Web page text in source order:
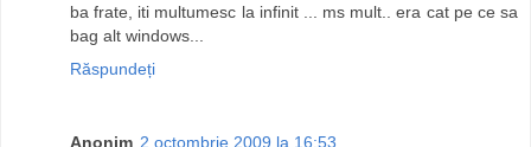
ba frate, iti multumesc la infinit ... ms mult.. era cat pe ce sa
bag alt windows...
Răspundeți
Anonim 2 octombrie 2009 la 16:53